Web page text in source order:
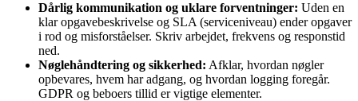
Dårlig kommunikation og uklare forventninger: Uden en
klar opgavebeskrivelse og SLA (serviceniveau) ender opgaver
i rod og misforståelser. Skriv arbejdet, frekvens og responstid
ned.
Nøglehåndtering og sikkerhed: Afklar, hvordan nøgler
opbevares, hvem har adgang, og hvordan logging foregår.
GDPR og beboers tillid er vigtige elementer.